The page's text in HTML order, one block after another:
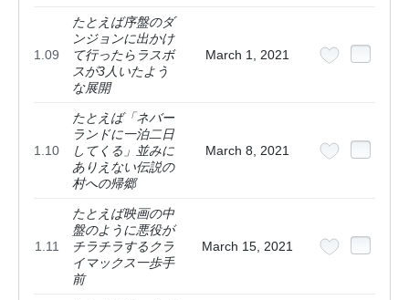
1.09
たとえば序盤のダ
ンジョンに出かけ
て行ったらラスボ
スが3人いたよう
な展開
March 1, 2021
1.10
たとえば「ネバー
ランドに一泊二日
してくる」並みに
ありえない伝説の
村への帰郷
March 8, 2021
1.11
たとえば映画の中
盤のように悪役が
チラチラするクラ
イマックス一歩手
前
March 15, 2021